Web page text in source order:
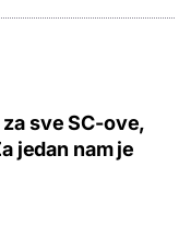
sve SC-ove,
jedan nam je